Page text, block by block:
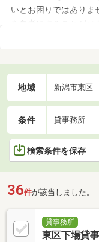
いとお困りではありま
を参考にすることが
さまざまな物件をま
も、複数の事務所を比
地域 新潟市東区
条件 貸事務所
検索条件を保存
36件が該当しました。
貸事務所
東区下場貸